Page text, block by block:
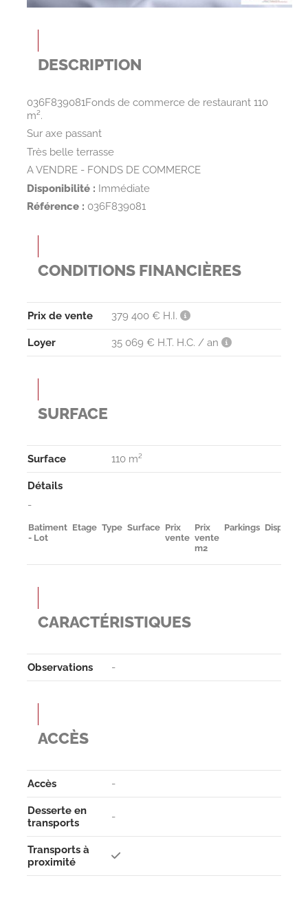
DESCRIPTION
036F839081Fonds de commerce de restaurant 110
m².
Sur axe passant
Très belle terrasse
A VENDRE - FONDS DE COMMERCE
Disponibilité : Immédiate
Référence : 036F839081
CONDITIONS FINANCIÈRES
Prix de vente 379 400 € H.I.
Loyer 35 069 € H.T. H.C. / an
SURFACE
Surface 110 m²
Détails
-
Batiment
- Lot
Etage Type Surface Prix
vente
Prix
vente
m2
Parkings
CARACTÉRISTIQUES
Observa­tions -
ACCÈS
Accès -
Desserte en
transports
-
Transports à
proximité